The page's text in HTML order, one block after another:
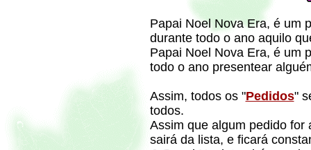
Papai Noel Nova Era, é um
durante todo o ano aquilo
Papai Noel Nova Era, é um
todo o ano presentear
Assim, todos os "Pedidos"
todos.
Assim que algum pedido for
sairá da lista, e ficará